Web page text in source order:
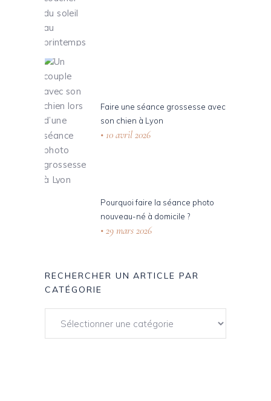
Faire une séance grossesse avec
son chien à Lyon
10 avril 2026
Pourquoi faire la séance photo
nouveau-né à domicile ?
29 mars 2026
RECHERCHER UN ARTICLE PAR
CATÉGORIE